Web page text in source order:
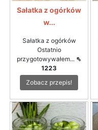
Sałatka z ogórków
w...
Sałatka z ogórków
Ostatnio
przygotowywałem... ⇖
1223
Zobacz przepis!